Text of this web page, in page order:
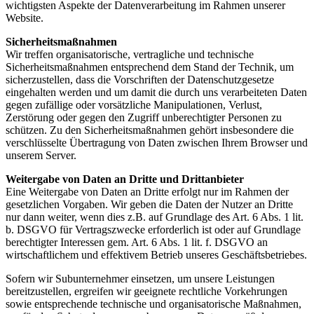
wichtigsten Aspekte der Datenverarbeitung im Rahmen unserer
Website.
Sicherheitsmaßnahmen
Wir treffen organisatorische, vertragliche und technische
Sicherheitsmaßnahmen entsprechend dem Stand der Technik, um
sicherzustellen, dass die Vorschriften der Daten­schutz­gesetze
eingehalten werden und um damit die durch uns verarbeiteten Daten
gegen zufällige oder vorsätzliche Manipulationen, Verlust,
Zerstörung oder gegen den Zugriff unberechtigter Personen zu
schützen. Zu den Sicherheits­maß­nahmen gehört insbesondere die
verschlüsselte Übertragung von Daten zwischen Ihrem Browser und
unserem Server.
Weitergabe von Daten an Dritte und Drittanbieter
Eine Weitergabe von Daten an Dritte erfolgt nur im Rahmen der
gesetzlichen Vorgaben. Wir geben die Daten der Nutzer an Dritte
nur dann weiter, wenn dies z.B. auf Grundlage des Art. 6 Abs. 1 lit.
b. DSGVO für Vertragszwecke erforderlich ist oder auf Grundlage
berechtigter Interessen gem. Art. 6 Abs. 1 lit. f. DSGVO an
wirtschaftlichem und effektivem Betrieb unseres Geschäftsbetriebes.
Sofern wir Subunternehmer einsetzen, um unsere Leistungen
bereitzustellen, ergreifen wir geeignete rechtliche Vorkehrungen
sowie entsprechende technische und organisatorische Maßnahmen,